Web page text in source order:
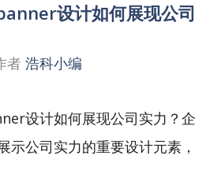
设计如何展现公司
者 浩科小编
设计如何展现公司实力？企
示公司实力的重要设计元素，